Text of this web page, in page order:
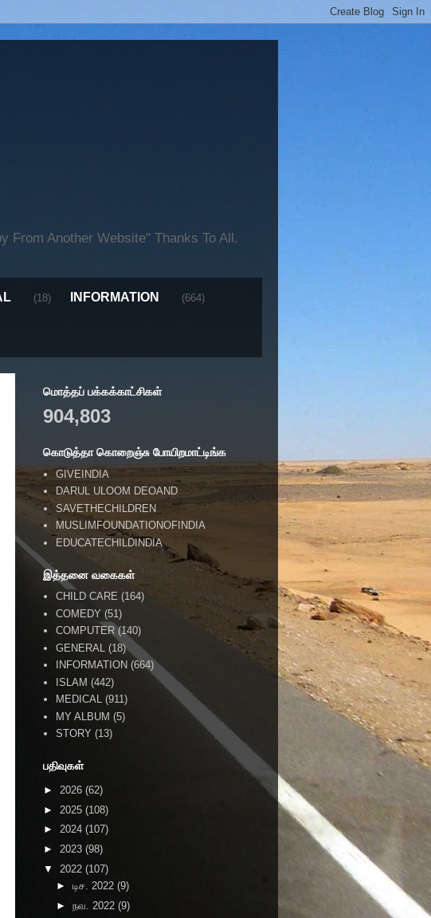
Another Website" Thanks To All.
(18) INFORMATION (664)
மொத்தப் பக்கக்காட்சிகள்
904,803
கொடுத்தா கொறைஞ்சு போயிறமாட்டிங்க
GIVEINDIA
DARUL ULOOM DEOAND
SAVETHECHILDREN
MUSLIMFOUNDATIONOFINDIA
EDUCATECHILDINDIA
இத்தனை வகைகள்
CHILD CARE (164)
COMEDY (51)
COMPUTER (140)
GENERAL (18)
INFORMATION (664)
ISLAM (442)
MEDICAL (911)
MY ALBUM (5)
STORY (13)
பதிவுகள்
► 2026 (62)
► 2025 (108)
► 2024 (107)
► 2023 (98)
▼ 2022 (107)
► டிச. 2022 (9)
► நவ. 2022 (9)